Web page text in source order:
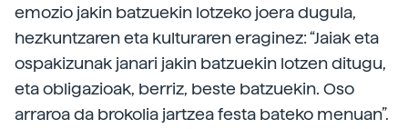
emozio jakin batzuekin lotzeko joera dugula,
hezkuntzaren eta kulturaren eraginez: “Jaiak eta
ospakizunak janari jakin batzuekin lotzen ditugu,
eta obligazioak, berriz, beste batzuekin. Oso
arraroa da brokolia jartzea festa bateko menuan”.